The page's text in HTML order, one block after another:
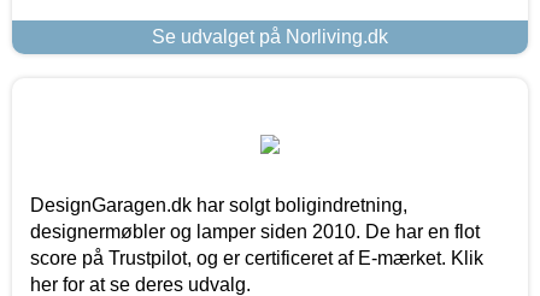
Se udvalget på Norliving.dk
DesignGaragen.dk har solgt boligindretning,
designermøbler og lamper siden 2010. De har en flot
score på Trustpilot, og er certificeret af E-mærket. Klik
her for at se deres udvalg.